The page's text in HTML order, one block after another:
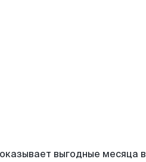
выгодные месяца в